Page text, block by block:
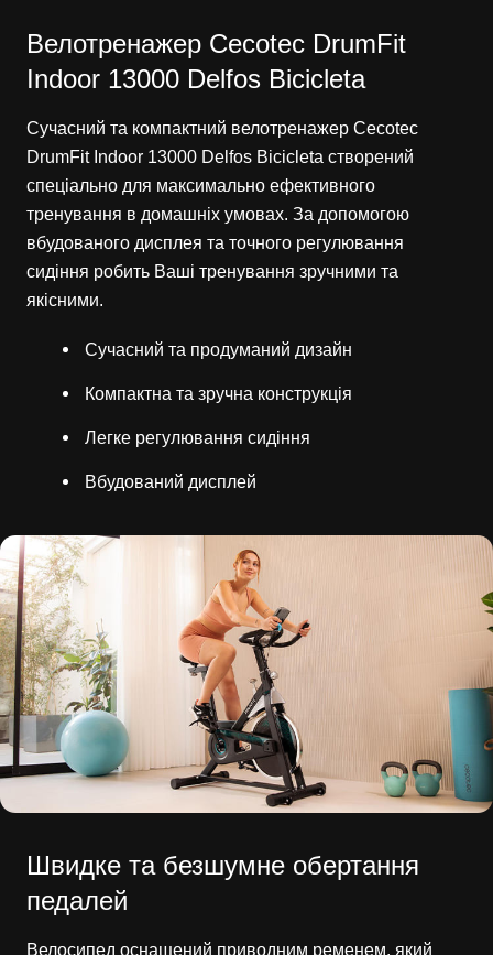
Велотренажер Cecotec DrumFit
Indoor 13000 Delfos Bicicleta
Сучасний та компактний велотренажер Cecotec
DrumFit Indoor 13000 Delfos Bicicleta створений
спеціально для максимально ефективного
тренування в домашніх умовах. За допомогою
вбудованого дисплея та точного регулювання
сидіння робить Ваші тренування зручними та
якісними.
Сучасний та продуманий дизайн
Компактна та зручна конструкція
Легке регулювання сидіння
Вбудований дисплей
Швидке та безшумне обертання
педалей
Велосипед оснащений приводним ременем, який